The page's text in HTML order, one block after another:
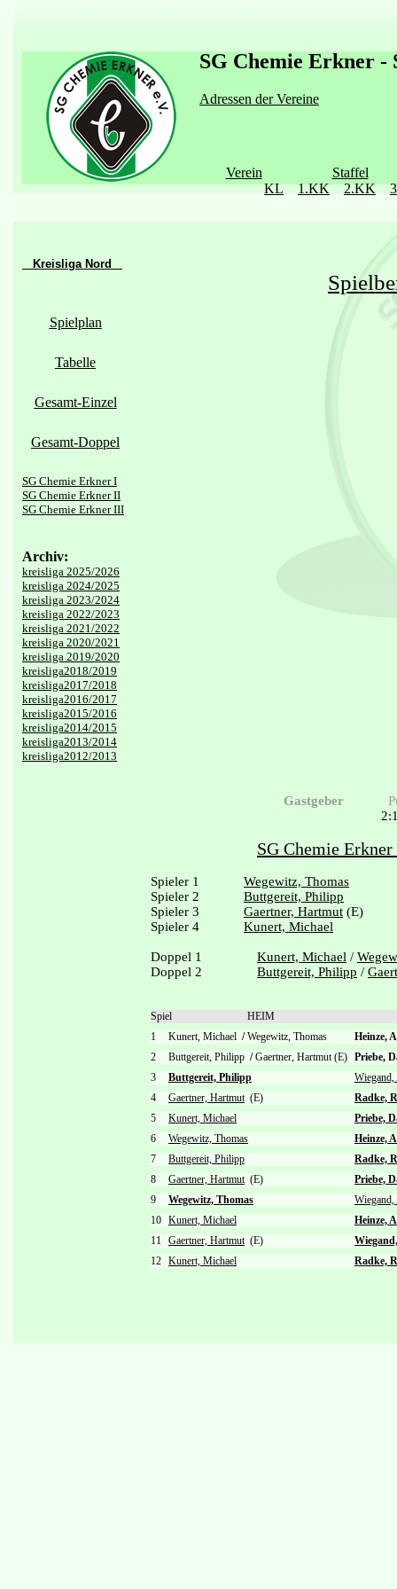
SG Chemie Erkner -
Adressen der Vereine
Verein
Staffel
KL
1.KK 2.KK
Kreisliga Nord
Spielplan
Tabelle
Gesamt-Einzel
Gesamt-Doppel
SG Chemie Erkner I
SG Chemie Erkner II
SG Chemie Erkner III
Archiv:
kreisliga 2025/2026
kreisliga 2024/2025
kreisliga 2023/2024
kreisliga 2022/2023
kreisliga 2021/2022
kreisliga 2020/2021
kreisliga 2019/2020
kreisliga2018/2019
kreisliga2017/2018
kreisliga2016/2017
kreisliga2015/2016
kreisliga2014/2015
kreisliga2013/2014
kreisliga2012/2013
Gastgeber
SG Chemie
Spieler 1
Wegewitz, Thomas
Spieler 2
Buttgereit, Philipp
Spieler 3
Gaertner, Hartmut (E)
Spieler 4
Kunert, Michael
Doppel 1 Kunert, Michael /
Doppel 2
Buttgereit, Philipp /
Spiel
HEIM
1
Kunert, Michael /Wegewitz, Thomas
Heinze,
2
Buttgereit, Philipp /Gaertner, Hartmut (E) Priebe,
3
Buttgereit, Philipp
Wiegand,
4
Gaertner, Hartmut(E)
Radke,
5
Kunert, Michael
Priebe,
6
Wegewitz, Thomas
Heinze,
7
Buttgereit, Philipp
Radke,
8
Gaertner, Hartmut(E)
Priebe,
9
Wegewitz, Thomas
Wiegand,
10 Kunert, Michael
Heinze,
11 Gaertner, Hartmut(E)
12 Kunert, Michael Radke,